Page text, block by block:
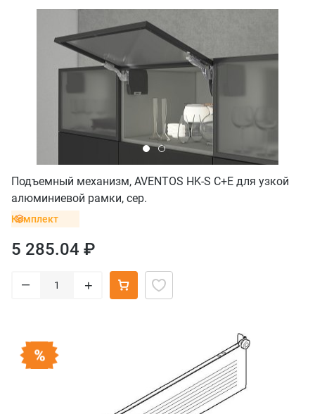
Подъемный механизм, AVENTOS HK-S C+E для узкой
алюминиевой рамки, сер.
Комплект
5 285.04 ₽
– +